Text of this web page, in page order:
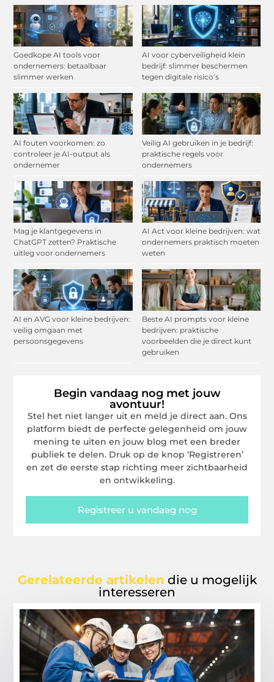
Goedkope AI tools voor
ondernemers: betaalbaar
slimmer werken
AI voor cyberveiligheid klein
bedrijf: slimmer beschermen
tegen digitale risico’s
AI fouten voorkomen: zo
controleer je AI-output als
ondernemer
Veilig AI gebruiken in je bedrijf:
praktische regels voor
ondernemers
Mag je klantgegevens in
ChatGPT zetten? Praktische
uitleg voor ondernemers
AI Act voor kleine bedrijven: wat
ondernemers praktisch moeten
weten
AI en AVG voor kleine bedrijven:
veilig omgaan met
persoonsgegevens
Beste AI prompts voor kleine
bedrijven: praktische
voorbeelden die je direct kunt
gebruiken
Begin vandaag nog met jouw
avontuur!
Stel het niet langer uit en meld je direct aan. Ons
platform biedt de perfecte gelegenheid om jouw
mening te uiten en jouw blog met een breder
publiek te delen. Druk op de knop ‘Registreren’
en zet de eerste stap richting meer zichtbaarheid
en ontwikkeling.
Registreer u vandaag nog
Gerelateerde artikelen die u mogelijk
interesseren